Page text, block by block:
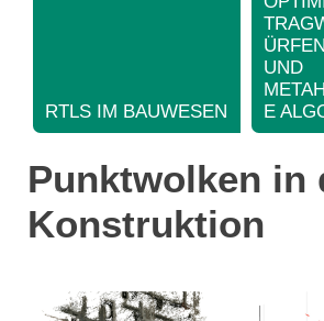
RTLS IM BAUWESEN
UND
E
Punktwolken in
Konstruktion